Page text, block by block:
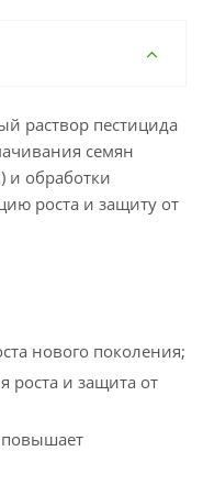
раствор пестицида
семян
и обработки
роста и защиту от
нового поколения;
роста и защита от
повышает